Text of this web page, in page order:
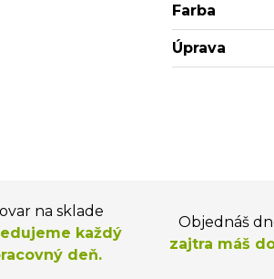
Farba
Úprava
na sklade
každý
deň.
Objednáš
zajtra máš